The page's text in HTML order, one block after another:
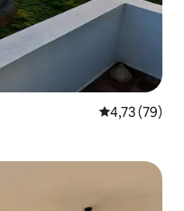
Priemerné
4,73 (79)